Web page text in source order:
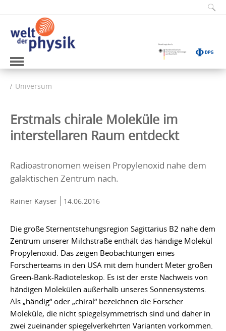
Universum
Erstmals chirale Moleküle im
interstellaren Raum entdeckt
Radioastronomen weisen Propylenoxid nahe dem
galaktischen Zentrum nach.
Rainer Kayser 14.06.2016
Die große Sternentstehungsregion Sagittarius B2 nahe dem
Zentrum unserer Milchstraße enthält das händige Molekül
Propylenoxid. Das zeigen Beobachtungen eines
Forscherteams in den USA mit dem hundert Meter großen
Green-Bank-Radioteleskop. Es ist der erste Nachweis von
händigen Molekülen außerhalb unseres Sonnensystems.
Als „händig“ oder „chiral“ bezeichnen die Forscher
Moleküle, die nicht spiegelsymmetrisch sind und daher in
zwei zueinander spiegelverkehrten Varianten vorkommen.